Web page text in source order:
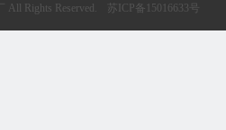
All Rights Reserved. 苏ICP备15016633号